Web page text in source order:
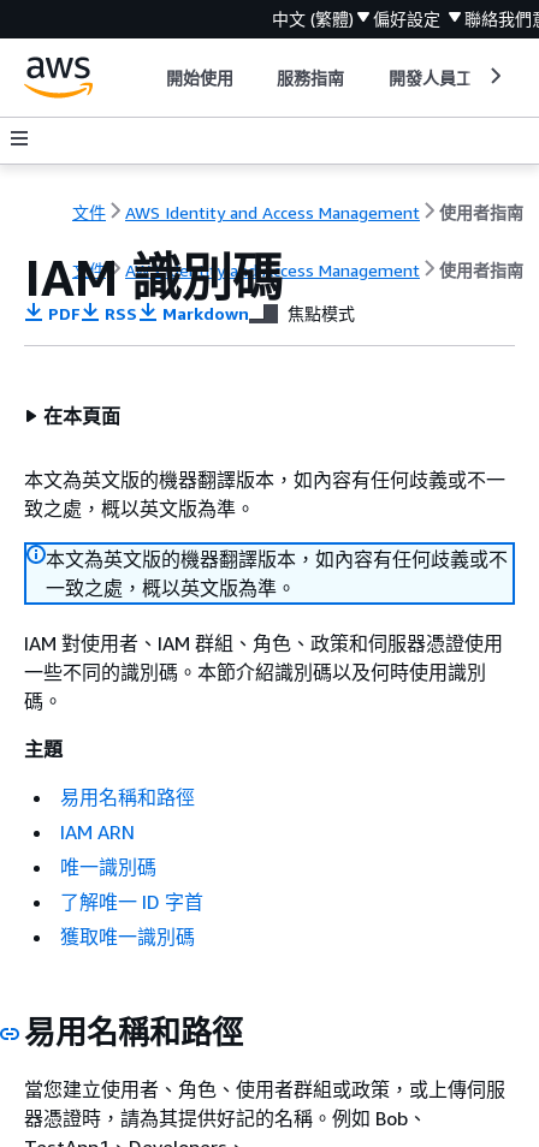
中文 (繁體) 偏好設定 聯絡我們
開始使用 服務指南 開發人員工具
文件 AWS Identity and Access Management 使用者指南
文件 AWS Identity and Access Management 使用者指南
IAM 識別碼
PDF RSS Markdown 焦點模式
在本頁面
本文為英文版的機器翻譯版本，如內容有任何歧義或不一
致之處，概以英文版為準。
本文為英文版的機器翻譯版本，如內容有任何歧義或不
一致之處，概以英文版為準。
IAM 對使用者、IAM 群組、角色、政策和伺服器憑證使用
一些不同的識別碼。本節介紹識別碼以及何時使用識別
碼。
主題
易用名稱和路徑
IAM ARN
唯一識別碼
了解唯一 ID 字首
獲取唯一識別碼
易用名稱和路徑
當您建立使用者、角色、使用者群組或政策，或上傳伺服
器憑證時，請為其提供好記的名稱。例如 Bob、